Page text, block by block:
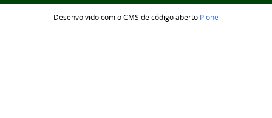
Desenvolvido com o CMS de código aberto Plone